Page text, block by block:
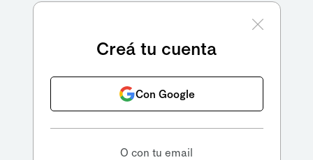
Creá tu cuenta
Con Google
O con tu email